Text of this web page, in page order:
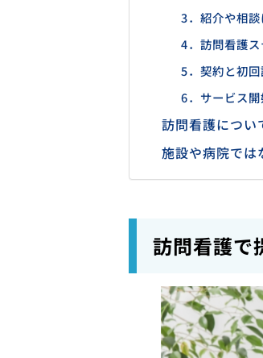
3．紹介や相
4．訪問看護
5．契約と初
6．サービス開
訪問看護につい
施設や病院では
訪問看護で